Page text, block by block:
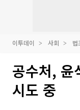
이투데이 사회 법
공수처, 윤
시도 중